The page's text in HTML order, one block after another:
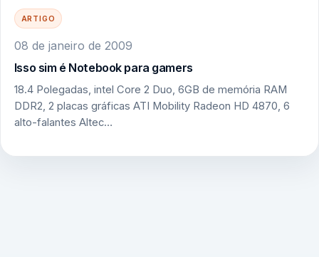
ARTIGO
08 de janeiro de 2009
Isso sim é Notebook para gamers
18.4 Polegadas, intel Core 2 Duo, 6GB de memória RAM
DDR2, 2 placas gráficas ATI Mobility Radeon HD 4870, 6
alto-falantes Altec…